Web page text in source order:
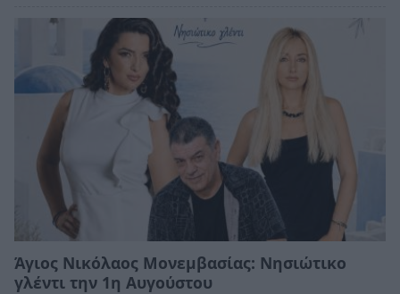
Άγιος Νικόλαος Μονεμβασίας: Νησιώτικο
γλέντι την 1η Αυγούστου